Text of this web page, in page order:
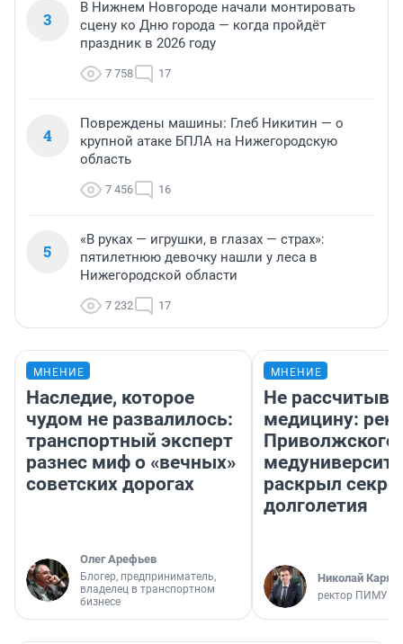
3
В Нижнем Новгороде начали монтировать
сцену ко Дню города — когда пройдёт
праздник в 2026 году
7 758 17
4
Повреждены машины: Глеб Никитин — о
крупной атаке БПЛА на Нижегородскую
область
7 456 16
5
«В руках — игрушки, в глазах — страх»:
пятилетнюю девочку нашли у леса в
Нижегородской области
7 232 17
МНЕНИЕ
Наследие, которое
чудом не развалилось:
транспортный эксперт
разнес миф о «вечных»
советских дорогах
Олег Арефьев
Блогер, предприниматель,
владелец в транспортном
бизнесе
МНЕНИЕ
Не
медицину:
Приволжского
раскрыл
долголетия
Николай
ректор ПИМУ